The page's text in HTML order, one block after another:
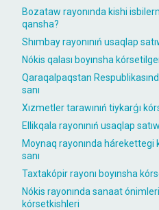
Bozataw rayonında kishi
qansha?
Shımbay rayonınıń usaqlap
Nókis qalası boyınsha
Qaraqalpaqstan
sanı
Xızmetler tarawınıń tiykarǵı
Ellikqala rayonınıń usaqlap
Moynaq rayonında
sanı
Taxtakópir rayonı boyınsha
Nókis rayonında sanaat
kórsetkishleri